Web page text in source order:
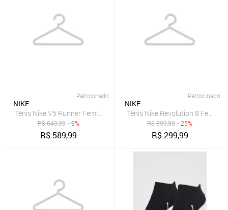
Patrocinado
NIKE
Tênis Nike V5 Runner Feminino
R$649,99 - 9%
R$ 589,99
Patrocinado
NIKE
Tênis Nike Revolution 8
R$399,99 - 25%
R$299,99